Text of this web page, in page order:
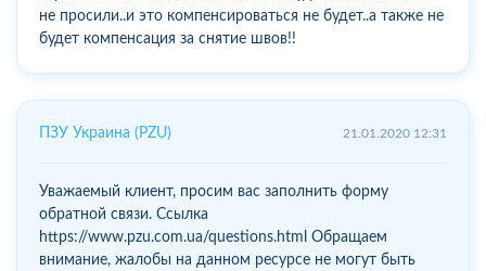
не просили..и это компенсироваться не будет..а также не
будет компенсация за снятие швов!!
ПЗУ Украина (PZU) 21.01.2020 12:31
Уважаемый клиент, просим вас заполнить форму
обратной связи. Ссылка
https://www.pzu.com.ua/questions.html Обращаем
внимание, жалобы на данном ресурсе не могут быть